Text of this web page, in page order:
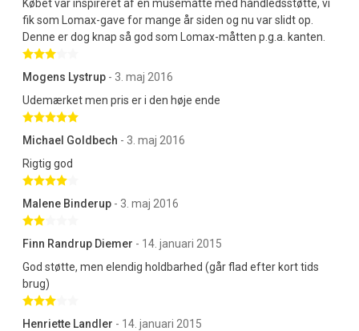
Købet var inspireret af en musemåtte med håndledsstøtte, vi
fik som Lomax-gave for mange år siden og nu var slidt op.
Denne er dog knap så god som Lomax-måtten p.g.a. kanten.
Mogens Lystrup - 3. maj 2016
Udemærket men pris er i den høje ende
Betygsatt 5 av 5 stjärnor
Michael Goldbech - 3. maj 2016
Rigtig god
Malene Binderup - 3. maj 2016
Finn Randrup Diemer - 14. januari 2015
God støtte, men elendig holdbarhed (går flad efter kort tids
brug)
Henriette Landler - 14. januari 2015